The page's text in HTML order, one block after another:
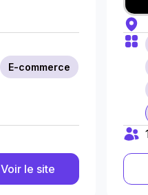
E-commerce
Voir le site